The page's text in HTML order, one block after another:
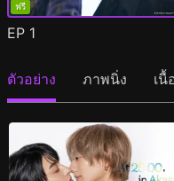
ฟรี
EP 1
ตัวอย่าง ภาพนิ่ง เ